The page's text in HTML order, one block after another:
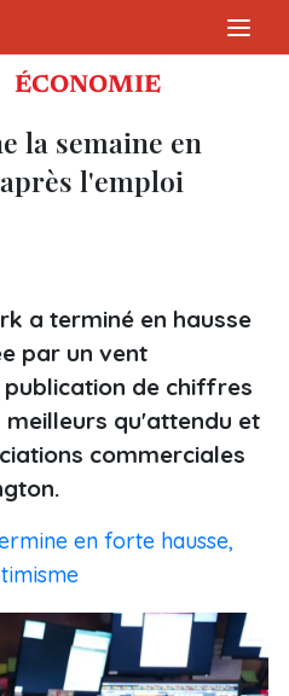
ÉCONOMIE
la semaine en
l'emploi
a terminé en hausse
par un vent
de chiffres
qu'attendu et
commerciales
en forte hausse,